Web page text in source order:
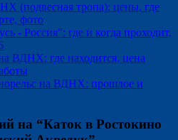
(подвесная тропа): цены, где
фото
- Россия": где и когда проходит,
ВДНХ: где находится, цена
на ВДНХ: прошлое и
на “Каток в Ростокино